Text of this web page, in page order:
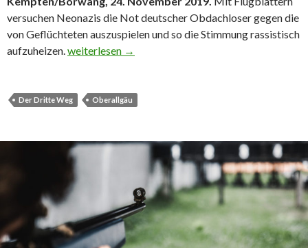
versuchen Neonazis die Not deutscher Obdachloser gegen die
von Geflüchteten auszuspielen und so die Stimmung rassistisch
aufzuheizen.Sozialer Anstrich für Kemptener Neonazis
weiterlesen →
Der Dritte Weg Oberallgäu